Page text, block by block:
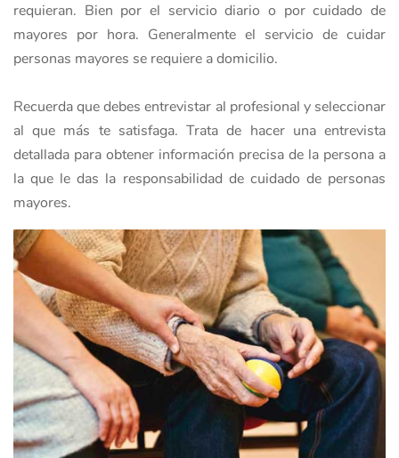
requieran. Bien por el servicio diario o por cuidado de
mayores por hora. Generalmente el servicio de cuidar
personas mayores se requiere a domicilio.
Recuerda que debes entrevistar al profesional y seleccionar
al que más te satisfaga. Trata de hacer una entrevista
detallada para obtener información precisa de la persona a
la que le das la responsabilidad de cuidado de personas
mayores.